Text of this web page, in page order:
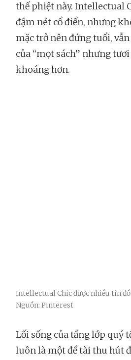
thế phiệt này. Intellectual
đậm nét cổ điển, nhưng
mặc trở nên đứng tuổi,
của “mọt sách” nhưng
khoáng hơn.
Intellectual Chic được nhiều tín
Nguồn: Pinterest
Lối sống của tầng lớp quý
luôn là một đề tài thu hút